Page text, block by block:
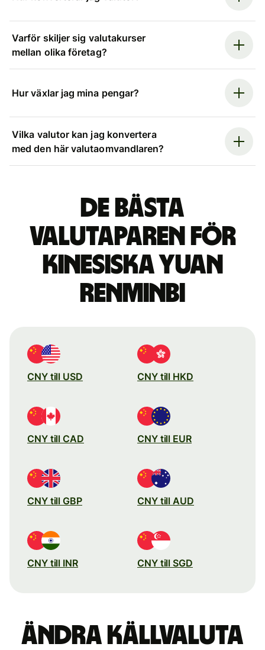
Varför skiljer sig valutakurser
mellan olika företag?
Hur växlar jag mina pengar?
Vilka valutor kan jag konvertera
med den här valutaomvandlaren?
De bästa
valutaparen för
kinesiska yuan
renminbi
CNY till USD CNY till HKD
CNY till CAD CNY till EUR
CNY till GBP CNY till AUD
CNY till INR CNY till SGD
Ändra källvaluta